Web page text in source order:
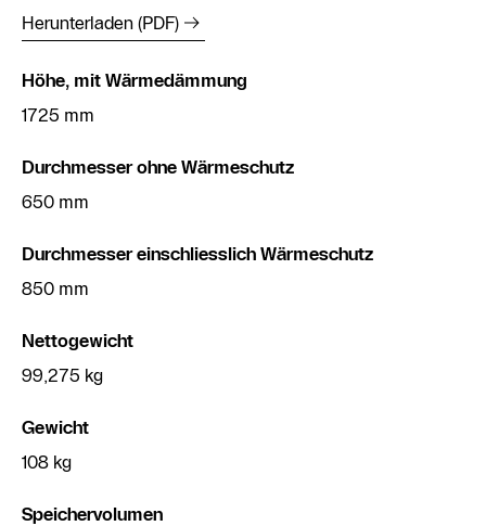
Herunterladen (PDF)
Höhe, mit Wärmedämmung
1725 mm
Durchmesser ohne Wärmeschutz
650 mm
Durchmesser einschliesslich Wärmeschutz
850 mm
Nettogewicht
99,275 kg
Gewicht
108 kg
Speichervolumen